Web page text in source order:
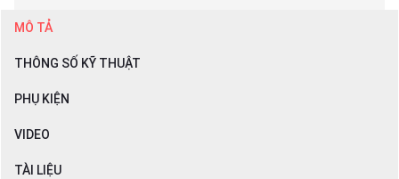
MÔ TẢ
THÔNG SỐ KỸ THUẬT
PHỤ KIỆN
VIDEO
TÀI LIỆU